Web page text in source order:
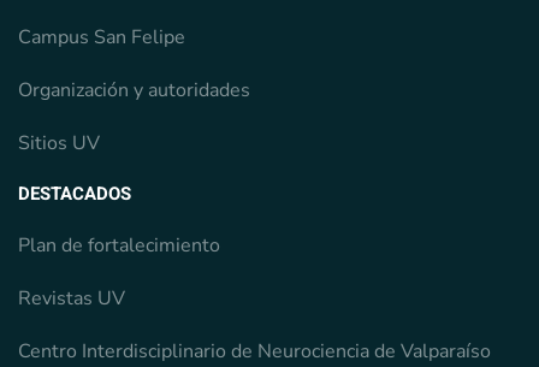
Campus San Felipe
Organización y autoridades
Sitios UV
DESTACADOS
Plan de fortalecimiento
Revistas UV
Centro Interdisciplinario de Neurociencia de Valparaíso